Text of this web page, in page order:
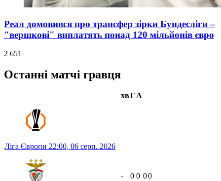
Реал домовився про трансфер зірки Бундесліги –
"вершкові" виплатять понад 120 мільйонів євро
2 651
Останні матчі гравця
хвГА
Ліга Європи 22:00, 06 серп. 2026
- 0 0 00